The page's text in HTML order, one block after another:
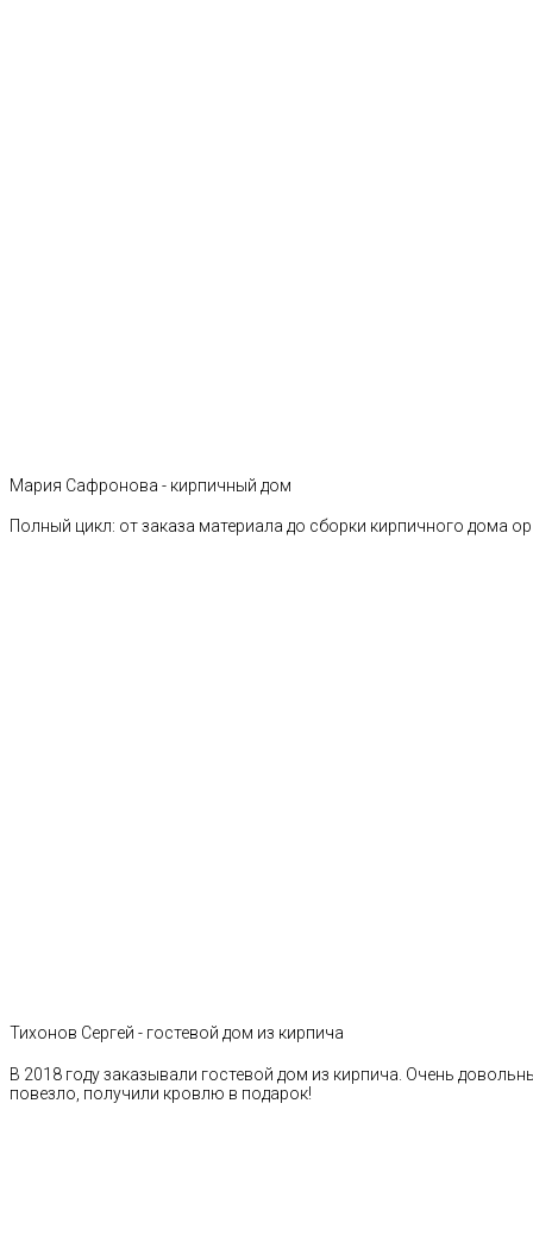
Мария Сафронова - кирпичный дом
Полный цикл: от заказа материала до сборки кирпичного дома
Тихонов Сергей - гостевой дом из кирпича
В 2018 году заказывали гостевой дом из кирпича. Очень
повезло, получили кровлю в подарок!